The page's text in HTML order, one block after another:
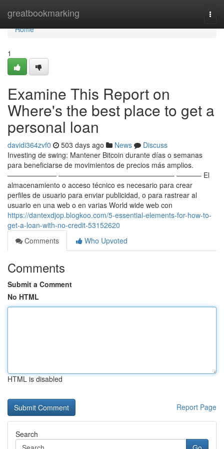
greatbookmarking
Home
Home
1
Examine This Report on
Where's the best place to get a
personal loan​
davidi364zvf0 503 days ago News
Discuss
Investing de swing: Mantener Bitcoin durante días o semanas
para beneficiarse de movimientos de precios más amplios.
——————— ————————————————– ———– El
almacenamiento o acceso técnico es necesario para crear
perfiles de usuario para enviar publicidad, o para rastrear al
usuario en una web o en varias World wide web con
https://dantexdjop.blogkoo.com/5-essential-elements-for-how-to-
get-a-loan-with-no-credit-53152620
Comments
Who Upvoted
Comments
Submit a Comment
No HTML
HTML is disabled
Report Page
Search